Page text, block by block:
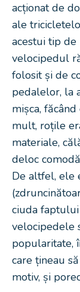
acționat de
ale
acestui tip
velocipedul
folosit și de
pedalelor, la
mișca,
mult, roțile
materiale,
deloc
De altfel, ele
ciuda
velocipedele
popularitate,
care țineau
motiv, și